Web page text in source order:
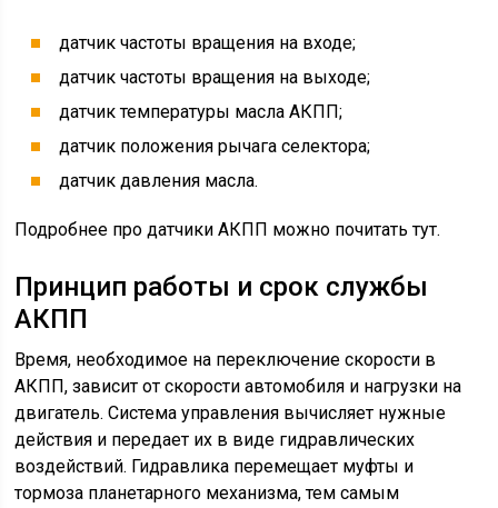
датчик частоты вращения на входе;
датчик частоты вращения на выходе;
датчик температуры масла АКПП;
датчик положения рычага селектора;
датчик давления масла.
Подробнее про датчики АКПП можно почитать тут.
Принцип работы и срок службы
АКПП
Время, необходимое на переключение скорости в
АКПП, зависит от скорости автомобиля и нагрузки на
двигатель. Система управления вычисляет нужные
действия и передает их в виде гидравлических
воздействий. Гидравлика перемещает муфты и
тормоза планетарного механизма, тем самым